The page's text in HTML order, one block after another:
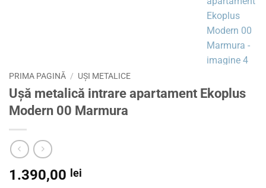
PRIMA PAGINĂ / UȘI METALICE
Ușă metalică intrare apartament Ekoplus
Modern 00 Marmura
1.390,00 lei